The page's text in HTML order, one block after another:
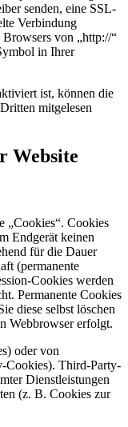
senden, eine SSL-
Verbindung
Browsers von „http://“
in Ihrer
ist, können die
mitgelesen
Website
„Cookies“. Cookies
Endgerät keinen
für die Dauer
(permanente
Cookies werden
Permanente Cookies
diese selbst löschen
Webbrowser erfolgt.
oder von
Cookies). Third-Party-
Dienstleistungen
(z. B. Cookies zur